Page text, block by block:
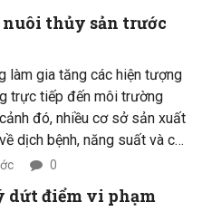
thủy sản trước
làm gia tăng các hiện tượng
trực tiếp đến môi trường
đó, nhiều cơ sở sản xuất
dịch bệnh, năng suất và chi
giải pháp thích ứng để
0
dứt điểm vi phạm